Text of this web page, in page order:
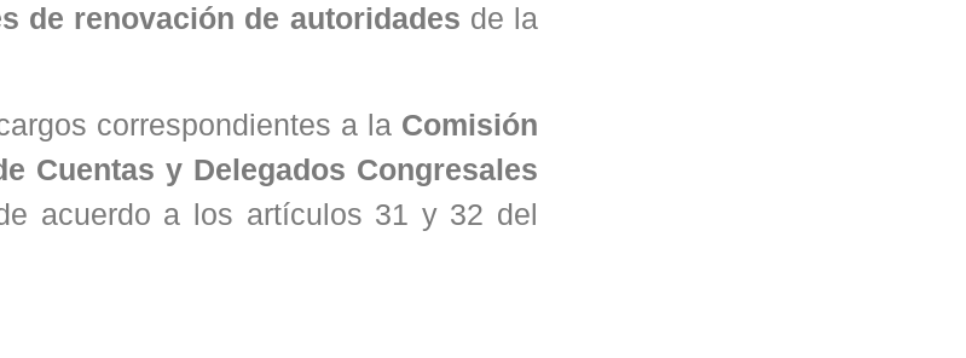
de renovación de autoridades de la
correspondientes a la Comisión
Cuentas y Delegados Congresales
acuerdo a los artículos 31 y 32 del